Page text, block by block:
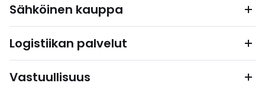
Sähköinen kauppa
Logistiikan palvelut
Vastuullisuus